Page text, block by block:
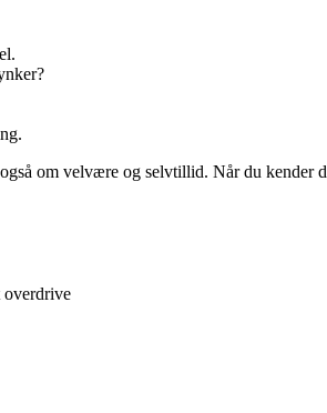
om velvære og selvtillid. Når du
overdrive